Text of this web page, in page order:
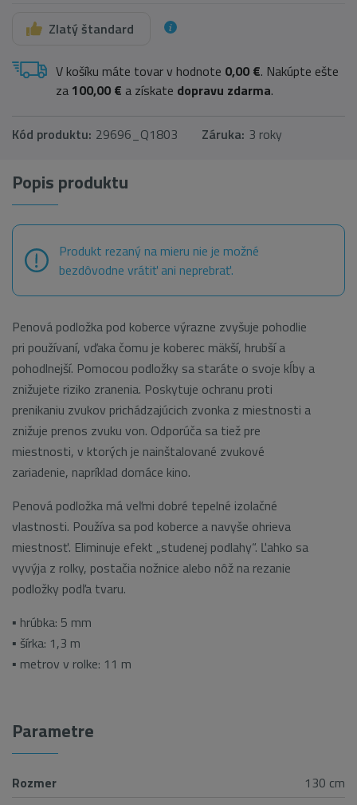
Zlatý štandard
V košíku máte tovar v hodnote 0,00 €. Nakúpte ešte
za 100,00 € a získate dopravu zdarma.
Kód produktu: 29696_Q1803 Záruka: 3 roky
Popis produktu
Produkt rezaný na mieru nie je možné
bezdôvodne vrátiť ani neprebrať.
Penová podložka pod koberce výrazne zvyšuje pohodlie
pri používaní, vďaka čomu je koberec mäkší, hrubší a
pohodlnejší. Pomocou podložky sa staráte o svoje kĺby a
znižujete riziko zranenia. Poskytuje ochranu proti
prenikaniu zvukov prichádzajúcich zvonka z miestnosti a
znižuje prenos zvuku von. Odporúča sa tiež pre
miestnosti, v ktorých je nainštalované zvukové
zariadenie, napríklad domáce kino.
Penová podložka má veľmi dobré tepelné izolačné
vlastnosti. Používa sa pod koberce a navyše ohrieva
miestnosť. Eliminuje efekt „studenej podlahy“. Ľahko sa
vyvýja z rolky, postačia nožnice alebo nôž na rezanie
podložky podľa tvaru.
▪ hrúbka: 5 mm
▪ šírka: 1,3 m
▪ metrov v rolke: 11 m
Parametre
Rozmer 130 cm